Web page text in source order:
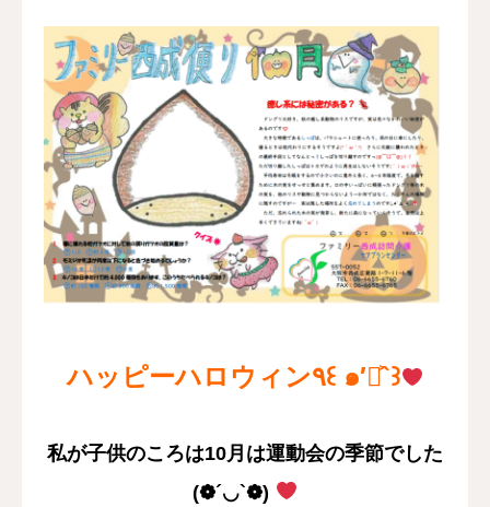
ハッピーハロウィン٩꒰ ๑′◡͐`꒱
私が子供のころは10月は運動会の季節でした
(❁´◡`❁)